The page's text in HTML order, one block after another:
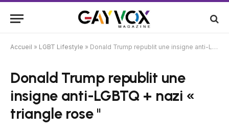
Accueil » LGBT Lifestyle » Donald Trump republit une insigne anti-LGBTQ + nazi « triangle rose ''
Donald Trump republit une
insigne anti-LGBTQ + nazi «
triangle rose ''